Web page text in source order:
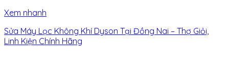
Xem nhanh
Sửa Máy Lọc Không Khí Dyson Tại Đồng Nai – Thợ Giỏi,
Linh Kiện Chính Hãng